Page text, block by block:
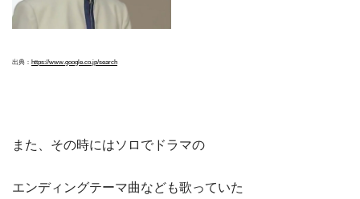
出典： https://www.google.co.jp/search
また、その時にはソロでドラマの
エンディングテーマ曲なども歌っていた